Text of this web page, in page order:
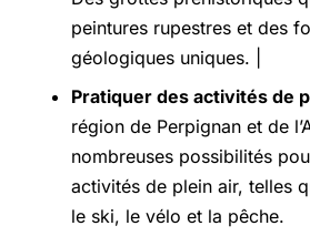
peintures rupestres et des
géologiques uniques. |
Pratiquer des activités de
région de Perpignan et de
nombreuses possibilités
activités de plein air, telles
le ski, le vélo et la pêche.